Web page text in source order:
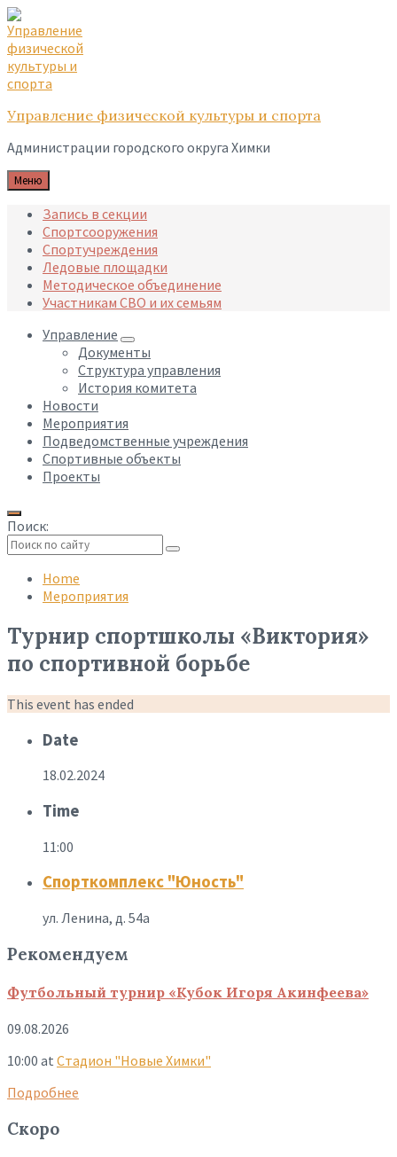
Skip
to
content
Skip
to
main
navigation
Skip
to
footer
Управление физической культуры и спорта
Администрации городского округа Химки
Меню
Запись в секции
Спортсооружения
Спортучреждения
Ледовые площадки
Методическое объединение
Участникам СВО и их семьям
Управление
Документы
Структура управления
История комитета
Новости
Мероприятия
Подведомственные учреждения
Спортивные объекты
Проекты
Поиск:
search
Home
Мероприятия
Турнир спортшколы «Виктория»
по спортивной борьбе
This event has ended
Date
18.02.2024
Time
11:00
Спорткомплекс "Юность"
ул. Ленина, д. 54а
Рекомендуем
Футбольный турнир «Кубок Игоря Акинфеева»
09.08.2026
10:00 at Стадион "Новые Химки"
Подробнее
Скоро